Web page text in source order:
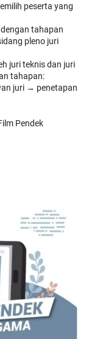
peserta yang
tahapan
pleno juri
juri teknis dan juri
tahapan:
juri → penetapan
Pendek